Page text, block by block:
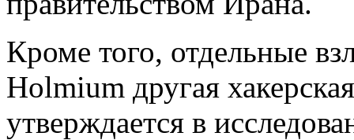
Кроме того, отдельные
Holmium другая
утверждается в